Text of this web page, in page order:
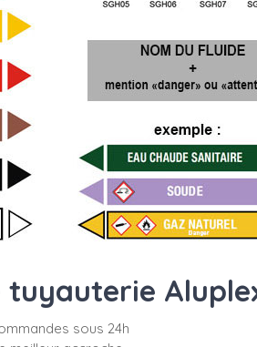
tuyauterie
sous 24h